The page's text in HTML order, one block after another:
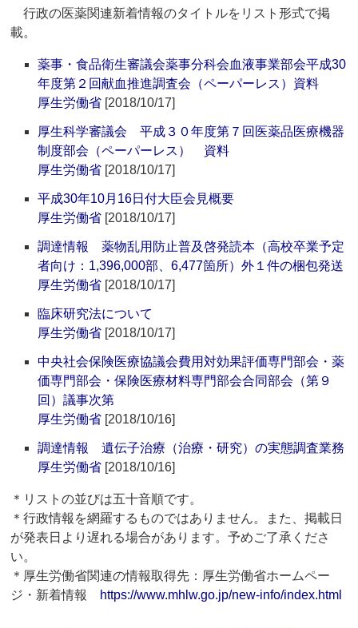
行政の医薬関連新着情報のタイトルをリスト形式で掲
載。
薬事・食品衛生審議会薬事分科会血液事業部会平成30
年度第２回献血推進調査会（ペーパーレス）資料
厚生労働省 [2018/10/17]
厚生科学審議会 平成３０年度第７回医薬品医療機器
制度部会（ペーパーレス） 資料
厚生労働省 [2018/10/17]
平成30年10月16日付大臣会見概要
厚生労働省 [2018/10/17]
調達情報 薬物乱用防止普及啓発読本（高校卒業予定
者向け：1,396,000部、6,477箇所）外１件の梱包発送
厚生労働省 [2018/10/17]
臨床研究法について
厚生労働省 [2018/10/17]
中央社会保険医療協議会費用対効果評価専門部会・薬
価専門部会・保険医療材料専門部会合同部会（第９
回）議事次第
厚生労働省 [2018/10/16]
調達情報 遺伝子治療（治療・研究）の実態調査業務
厚生労働省 [2018/10/16]
＊リストの並びは五十音順です。
＊行政情報を網羅するものではありません。また、掲載日
が発表日より遅れる場合があります。予めご了承くださ
い。
＊厚生労働省関連の情報取得先：厚生労働省ホームペー
ジ・新着情報 https://www.mhlw.go.jp/new-info/index.html